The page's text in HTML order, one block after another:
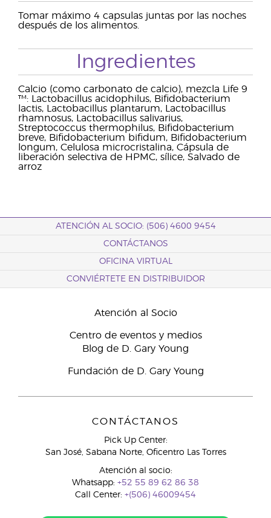
Tomar máximo 4 capsulas juntas por las noches
después de los alimentos.
Ingredientes
Calcio (como carbonato de calcio), mezcla Life 9
™: Lactobacillus acidophilus, Bifidobacterium
lactis, Lactobacillus plantarum, Lactobacillus
rhamnosus, Lactobacillus salivarius,
Streptococcus thermophilus, Bifidobacterium
breve, Bifidobacterium bifidum, Bifidobacterium
longum, Celulosa microcristalina, Cápsula de
liberación selectiva de HPMC, sílice, Salvado de
arroz
ATENCIÓN AL SOCIO: (506) 4600 9454
CONTÁCTANOS
OFICINA VIRTUAL
CONVIÉRTETE EN DISTRIBUIDOR
Atención al Socio
Centro de eventos y medios
Blog de D. Gary Young
Fundación de D. Gary Young
CONTÁCTANOS
Pick Up Center:
San José, Sabana Norte, Oficentro Las Torres
Atención al socio:
Whatsapp: +52 55 89 62 86 38
Call Center: +(506) 46009454